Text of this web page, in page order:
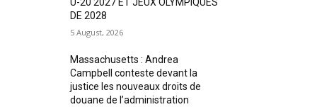
DE 2028
5 August, 2026
Massachusetts : Andrea
Campbell conteste devant la
justice les nouveaux droits de
douane de l’administration